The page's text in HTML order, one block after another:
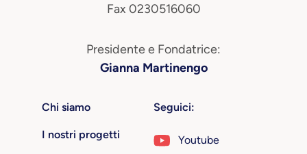
Fax 0230516060
Presidente e Fondatrice:
Gianna Martinengo
Chi siamo
I nostri progetti
Seguici:
Youtube